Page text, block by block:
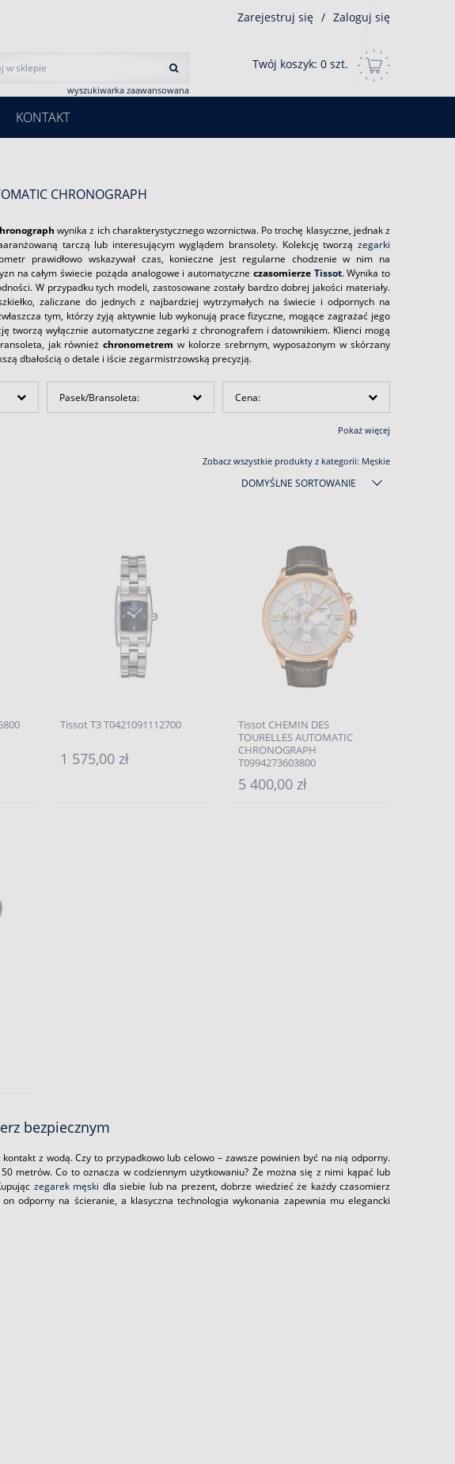
wyszukiwarka zaawansowana
Zarejestruj się / Zaloguj się
Twój koszyk: 0 szt.
KONTAKT
CHRONOGRAPH
wynika z ich charakterystycznego wzornictwa. Po trochę klasyczne, jednak z
tarczą lub interesującym wyglądem bransolety. Kolekcję tworzą zegarki
prawidłowo wskazywał czas, konieczne jest regularne chodzenie w nim na
na całym świecie pożąda analogowe i automatyczne czasomierze Tissot. Wynika to
W przypadku tych modeli, zastosowane zostały bardzo dobrej jakości materiały.
zaliczane do jednych z najbardziej wytrzymałych na świecie i odpornych na
tym, którzy żyją aktywnie lub wykonują prace fizyczne, mogące zagrażać jego
tworzą wyłącznie automatyczne zegarki z chronografem i datownikiem. Klienci mogą
jak równieżchronometrem w kolorze srebrnym, wyposażonym w skórzany
dbałością o detale i iście zegarmistrzowską precyzją.
Pasek/Bransoleta: Cena:
Pokaż więcej
Zobacz wszystkie produkty z kategorii: Męskie
DOMYŚLNE SORTOWANIE
Tissot T3 T0421091112700
1 575,00 zł
Tissot CHEMIN DES
TOURELLES AUTOMATIC
CHRONOGRAPH
T0994273603800
5 400,00 zł
bezpiecznym
z wodą. Czy to przypadkowo lub celowo – zawsze powinien być na nią odporny.
metrów. Co to oznacza w codziennym użytkowaniu? Że można się z nimi kąpać lub
zegarek męski dla siebie lub na prezent, dobrze wiedzieć że każdy czasomierz
odporny na ścieranie, a klasyczna technologia wykonania zapewnia mu elegancki